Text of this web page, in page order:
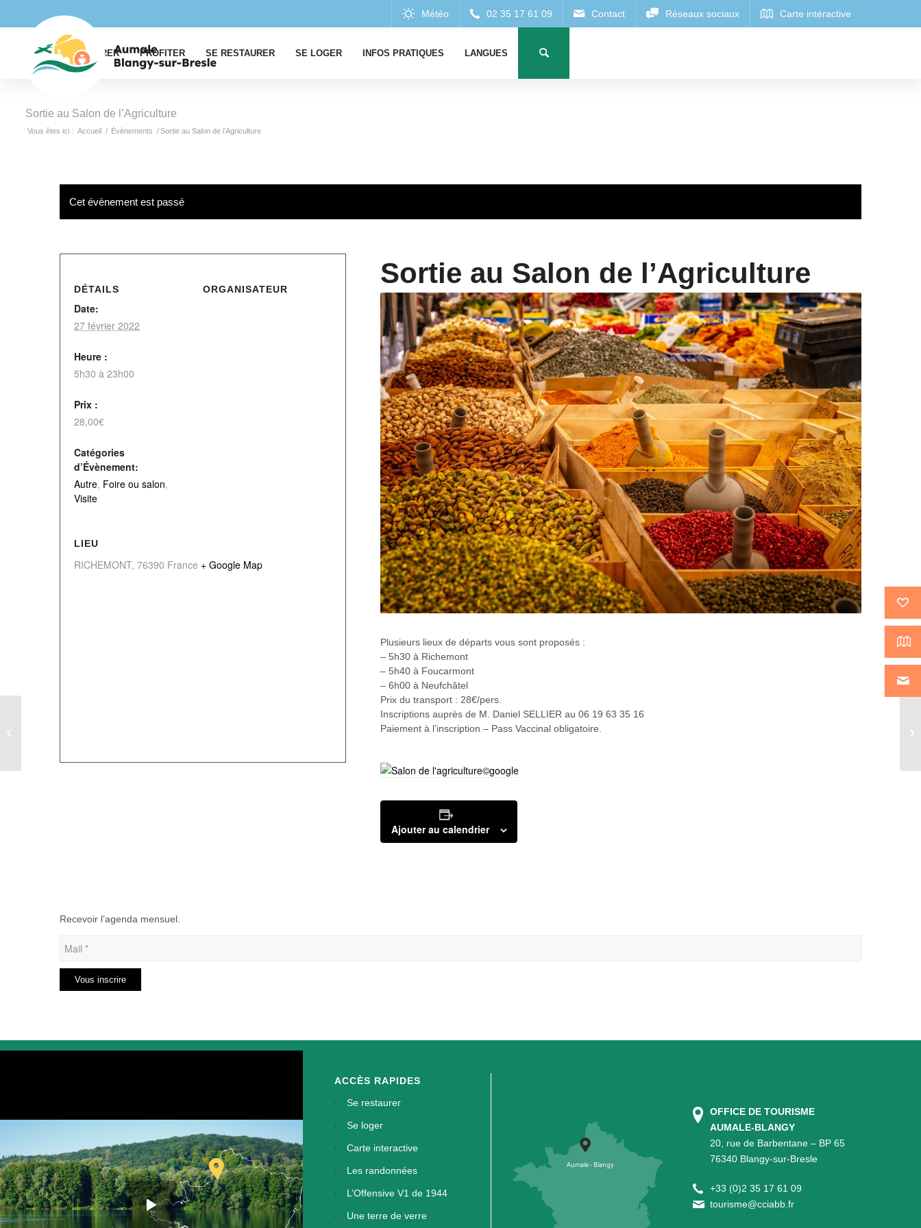
EXPLORER PROFITER SE RESTAURER SE LOGER INFOS PRATIQUES LANGUES
Sortie au Salon de l’Agriculture
Vous êtes ici : Accueil / Évènements /Sortie au Salon de l’Agriculture
Cet évènement est passé
Sortie au Salon de l’Agriculture
Plusieurs lieux de départs vous sont proposés :
– 5h30 à Richemont
– 5h40 à Foucarmont
– 6h00 à Neufchâtel
Prix du transport : 28€/pers.
Inscriptions auprès de M. Daniel SELLIER au 06 19 63 35 16
Paiement à l’inscription – Pass Vaccinal obligatoire.
Ajouter au calendrier
DÉTAILS
Date:
27 février 2022
Heure :
5h30 à 23h00
Prix :
28,00€
Catégories
d’Évènement:
Autre, Foire ou salon,
Visite
ORGANISATEUR
LIEU
RICHEMONT, 76390 France + Google Map
Recevoir l’agenda mensuel.
ACCÈS RAPIDES
Se restaurer
Se loger
Carte interactive
Les randonnées
L’Offensive V1 de 1944
Une terre de verre
OFFICE DE TOURISME
AUMALE-BLANGY
20, rue de Barbentane – BP 65
76340 Blangy-sur-Bresle
+33 (0)2 35 17 61 09
tourisme@cciabb.fr